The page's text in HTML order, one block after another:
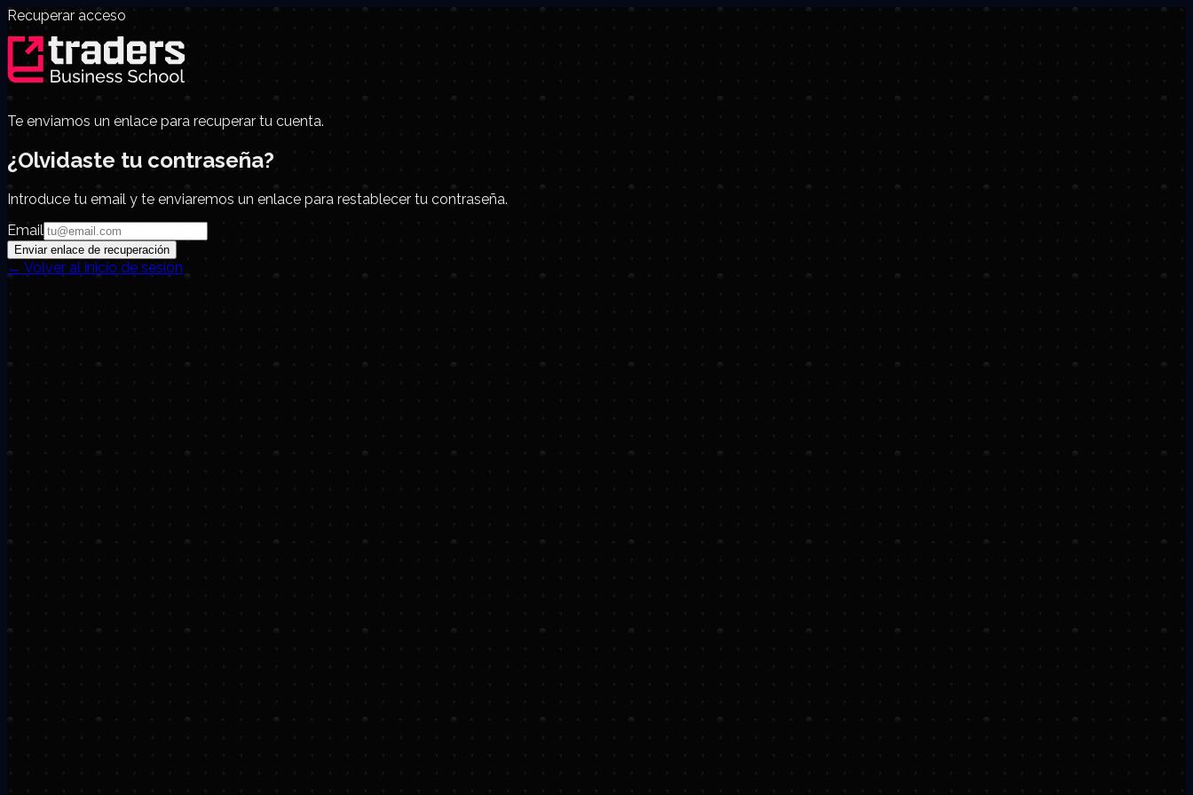
Recuperar acceso
Te enviamos un enlace para recuperar tu cuenta.
¿Olvidaste tu contraseña?
Introduce tu email y te enviaremos un enlace para restablecer tu contraseña.
Email
Enviar enlace de recuperación
← Volver al inicio de sesión